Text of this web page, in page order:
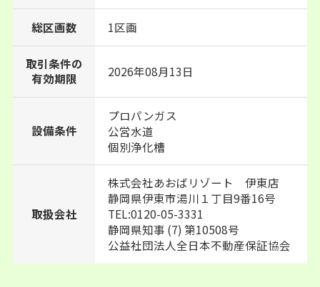
総区画数 1区画
取引条件の
有効期限
2026年08月13日
設備条件
プロパンガス
公営水道
個別浄化槽
取扱会社
株式会社あおばリゾート 伊東店
静岡県伊東市湯川１丁目9番16号
TEL:0120-05-3331
静岡県知事 (7) 第10508号
公益社団法人全日本不動産保証協会